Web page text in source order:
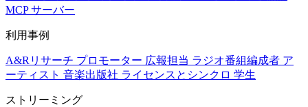
MCP サーバー
利用事例
A&Rリサーチ プロモーター 広報担当 ラジオ番組編成者 ア
ーティスト 音楽出版社 ライセンスとシンクロ 学生
ストリーミング